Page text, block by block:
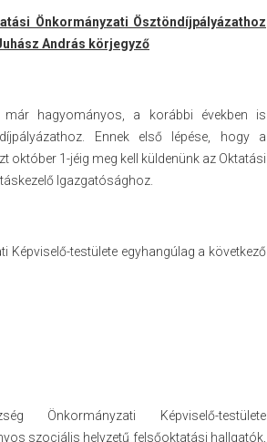
Önkormányzati Ösztöndíjpályázathoz
András körjegyző
hagyományos, a korábbi években is
Ennek első lépése, hogy a
október 1-jéig meg kell küldenünk az Oktatási
Igazgatósághoz.
Képviselő-testülete egyhangúlag a következő
Önkormányzati Képviselő-testülete
szociális helyzetű felsőoktatási hallgatók,